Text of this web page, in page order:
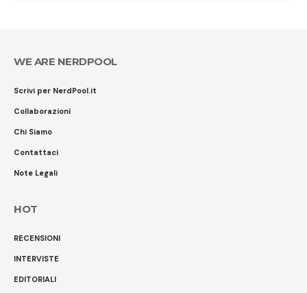
WE ARE NERDPOOL
Scrivi per NerdPool.it
Collaborazioni
Chi Siamo
Contattaci
Note Legali
HOT
RECENSIONI
INTERVISTE
EDITORIALI